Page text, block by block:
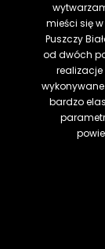
mieści się
Puszczy
od dwóch
bardzo